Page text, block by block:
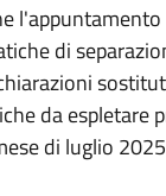
di
da
di luglio